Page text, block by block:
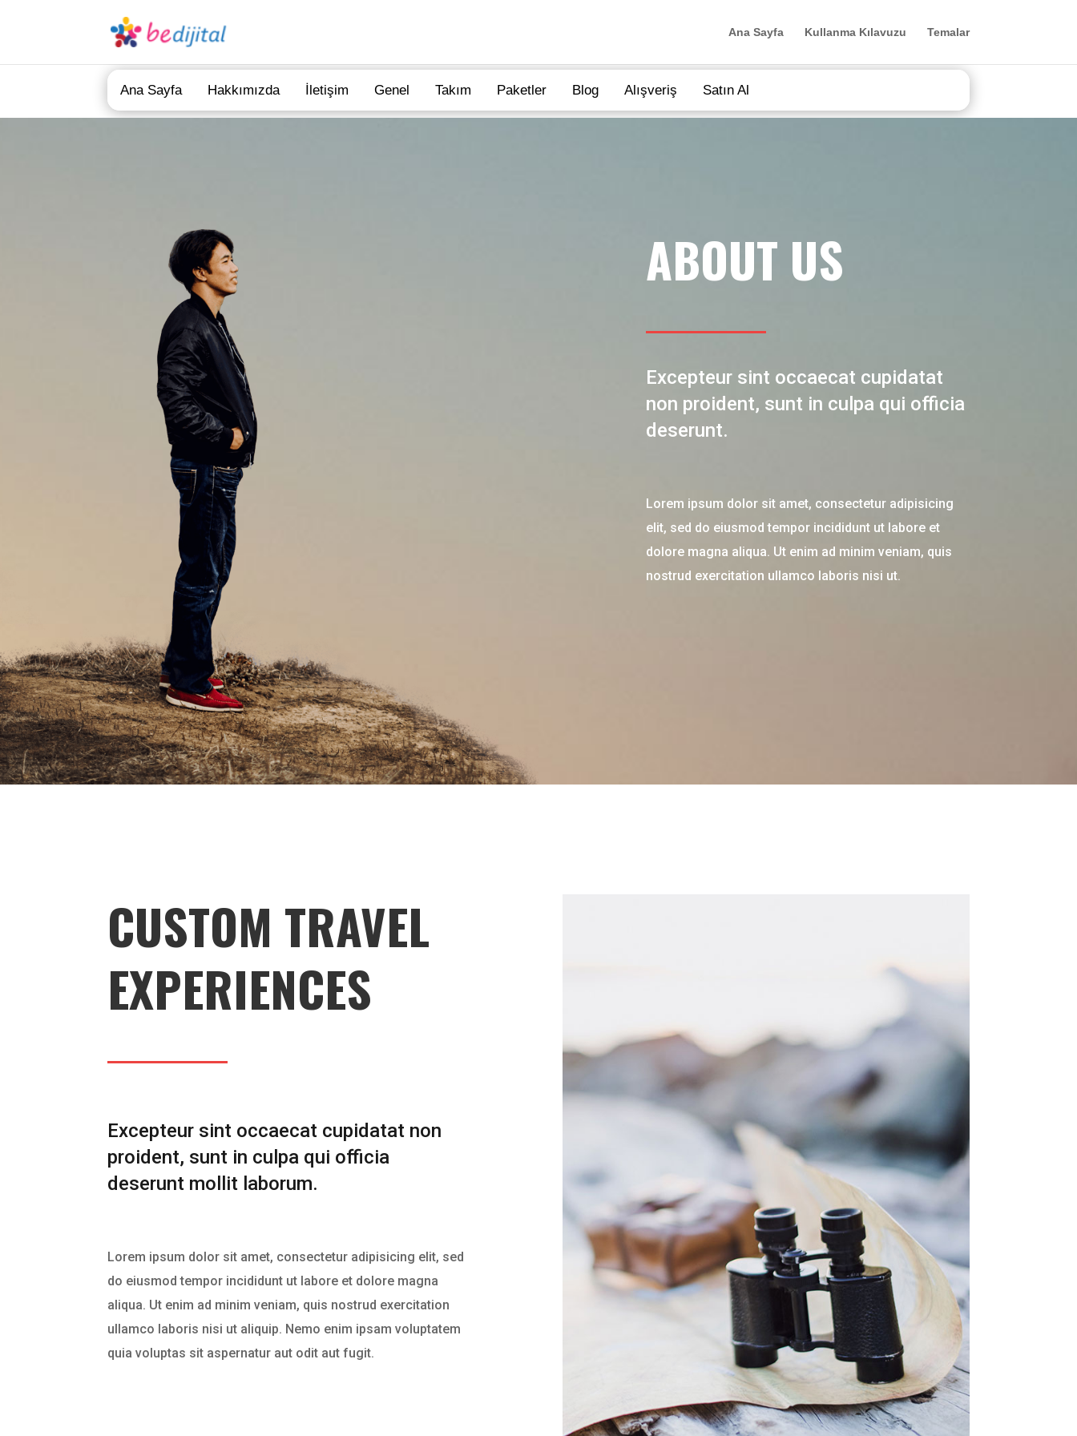
Ana Sayfa Kullanma Kılavuzu Temalar
Ana Sayfa Hakkımızda İletişim Genel Takım Paketler Blog Alışveriş Satın Al
ABOUT US
Excepteur sint occaecat cupidatat
non proident, sunt in culpa qui officia
deserunt.
Lorem ipsum dolor sit amet, consectetur adipisicing
elit, sed do eiusmod tempor incididunt ut labore et
dolore magna aliqua. Ut enim ad minim veniam, quis
nostrud exercitation ullamco laboris nisi ut.
CUSTOM TRAVEL
EXPERIENCES
Excepteur sint occaecat cupidatat non
proident, sunt in culpa qui officia
deserunt mollit laborum.
Lorem ipsum dolor sit amet, consectetur adipisicing elit, sed
do eiusmod tempor incididunt ut labore et dolore magna
aliqua. Ut enim ad minim veniam, quis nostrud exercitation
ullamco laboris nisi ut aliquip. Nemo enim ipsam voluptatem
quia voluptas sit aspernatur aut odit aut fugit.